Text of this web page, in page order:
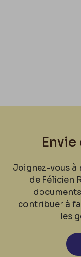
Joignez-vous à
de Félicien
contribuer à
les